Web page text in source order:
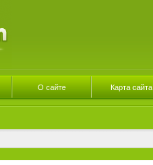
О сайте Карта сайта